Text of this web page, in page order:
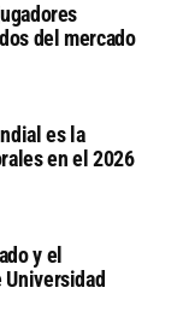
del mercado
es la
en el 2026
y el